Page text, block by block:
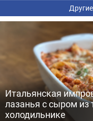
Итальянская
лазанья с сыром из
холодильнике